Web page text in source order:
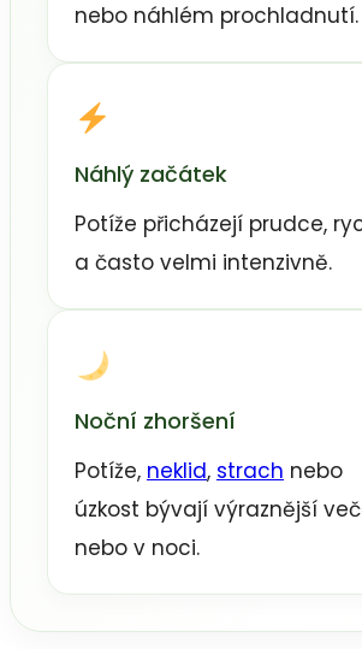
nebo náhlém prochladnutí.
Náhlý začátek
Potíže přicházejí prudce,
a často velmi intenzivně.
Noční zhoršení
Potíže, neklid, strach nebo
úzkost bývají výraznější
nebo v noci.